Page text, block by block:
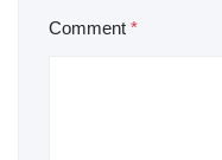
Comment *